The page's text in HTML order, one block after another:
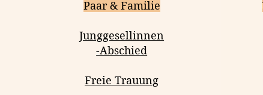
Paar & Familie
Junggesellinnen
-Abschied
Freie Trauung